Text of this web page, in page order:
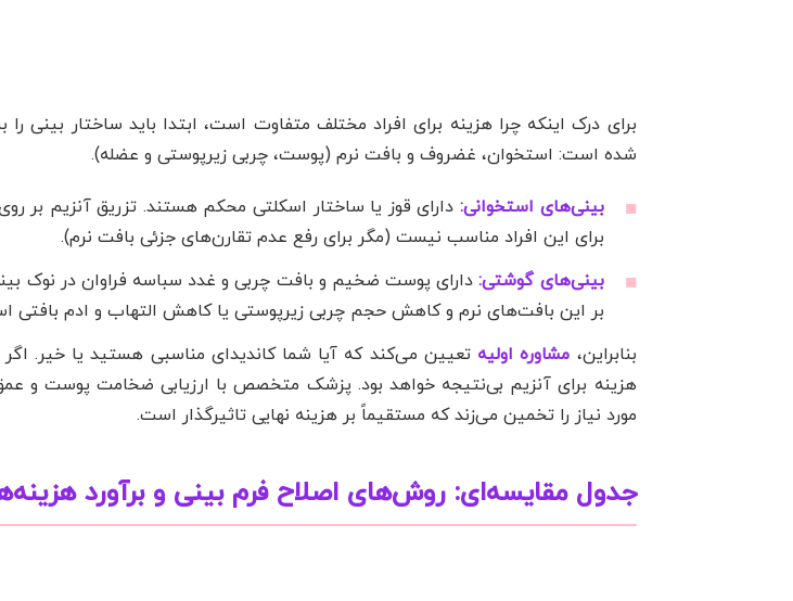
برای درک اینکه چرا هزینه برای افراد مختلف متفاوت است، ابتدا باید ساختار بینی
شده است: استخوان، غضروف و بافت نرم (پوست، چربی زیرپوستی و عضله).
بینی‌های استخوانی: دارای قوز یا ساختار اسکلتی محکم هستند. تزریق آنزیم بر
برای این افراد مناسب نیست (مگر برای رفع عدم تقارن‌های جزئی بافت نرم).
بینی‌های گوشتی:دارای پوست ضخیم و بافت چربی و غدد سباسه فراوان در نوک
بر این بافت‌های نرم و کاهش حجم چربی زیرپوستی یا کاهش التهاب و ادم بافتی
بنابراین، مشاوره اولیه تعیین می‌کند که آیا شما کاندیدای مناسبی هستید یا خیر.
هزینه برای آنزیم بی‌نتیجه خواهد بود. پزشک متخصص با ارزیابی ضخامت پوست و
مورد نیاز را تخمین می‌زند که مستقیماً بر هزینه نهایی تاثیرگذار است.
جدول مقایسه‌ای: روش‌های اصلاح فرم بینی و برآورد